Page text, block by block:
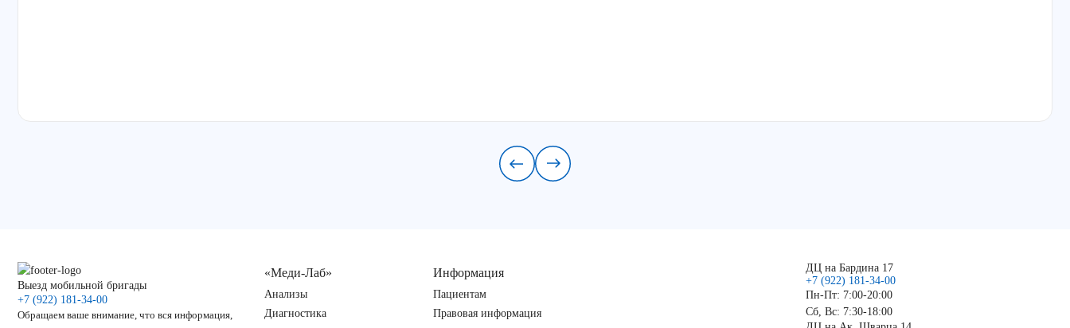
Выезд мобильной бригады
+7 (922) 181-34-00
Обращаем ваше внимание, что вся информация,
«Меди-Лаб»
Анализы
Диагностика
Информация
Пациентам
Правовая информация
ДЦ на Бардина 17
+7 (922) 181-34-00
Пн-Пт: 7:00-20:00
Сб, Вс: 7:30-18:00